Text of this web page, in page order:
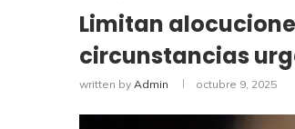
Limitan
circunstancias
written by Admin octubre 9, 2025